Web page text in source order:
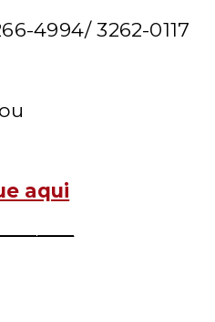
4994/ 3262-0117
ou
aqui